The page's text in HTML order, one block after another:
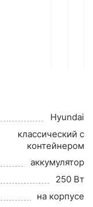
Hyundai
классический с
контейнером
аккумулятор
250 Вт
на корпусе